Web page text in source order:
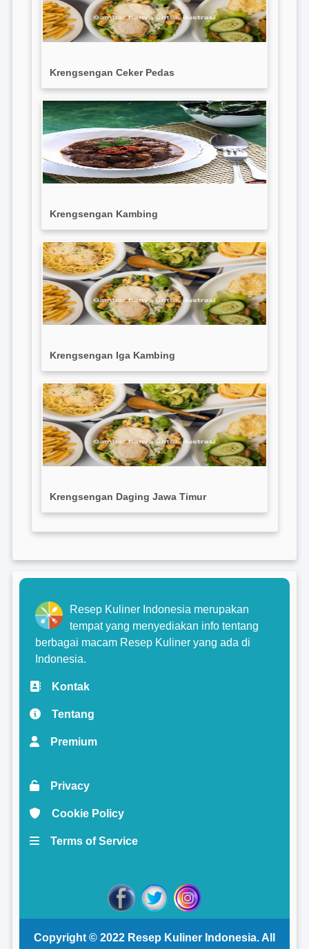
Krengsengan Ceker Pedas
Krengsengan Kambing
Krengsengan Iga Kambing
Krengsengan Daging Jawa Timur
Resep Kuliner Indonesia merupakan
tempat yang menyediakan info tentang
berbagai macam Resep Kuliner yang ada di
Indonesia.
Kontak
Tentang
Premium
Privacy
Cookie Policy
Terms of Service
Copyright © 2022 Resep Kuliner Indonesia. All